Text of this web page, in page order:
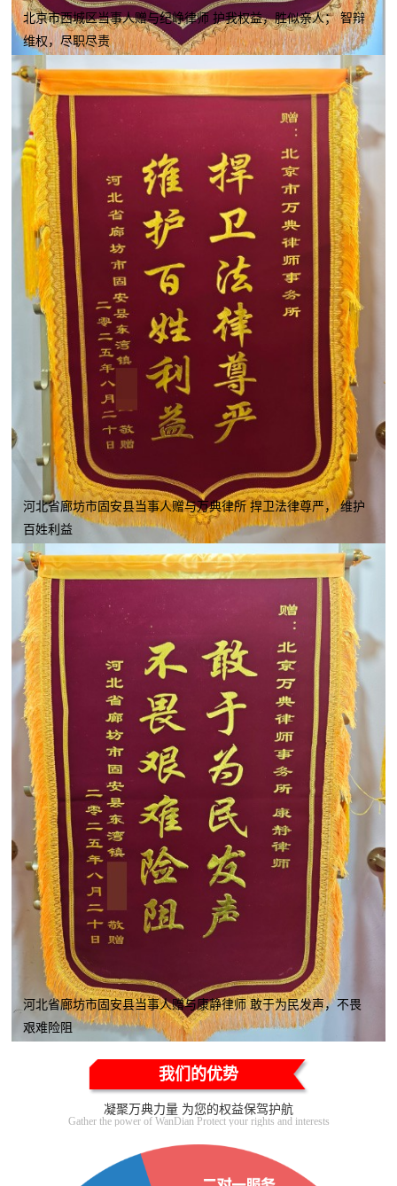
北京市西城区当事人赠与纪峥律师 护我权益，胜似亲人； 智辩
维权，尽职尽责
河北省廊坊市固安县当事人赠与万典律所 捍卫法律尊严， 维护
百姓利益
河北省廊坊市固安县当事人赠与康静律师 敢于为民发声，不畏
艰难险阻
我们的优势
凝聚万典力量 为您的权益保驾护航
Gather the power of WanDian Protect your rights and interests